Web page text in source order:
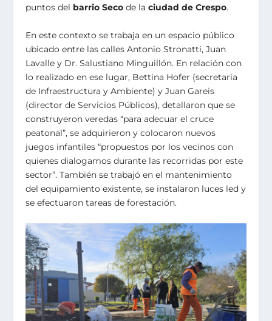
puntos del barrio Seco de laciudad de Crespo.
En este contexto se trabaja en un espacio público
ubicado entre las calles Antonio Stronatti, Juan
Lavalle y Dr. Salustiano Minguillón. En relación con
lo realizado en ese lugar, Bettina Hofer (secretaria
de Infraestructura y Ambiente) y Juan Gareis
(director de Servicios Públicos), detallaron que se
construyeron veredas “para adecuar el cruce
peatonal”, se adquirieron y colocaron nuevos
juegos infantiles “propuestos por los vecinos con
quienes dialogamos durante las recorridas por este
sector”. También se trabajó en el mantenimiento
del equipamiento existente, se instalaron luces led y
se efectuaron tareas de forestación.